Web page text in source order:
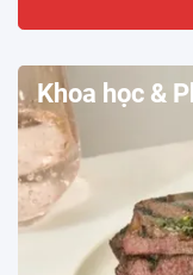
Khoa học &